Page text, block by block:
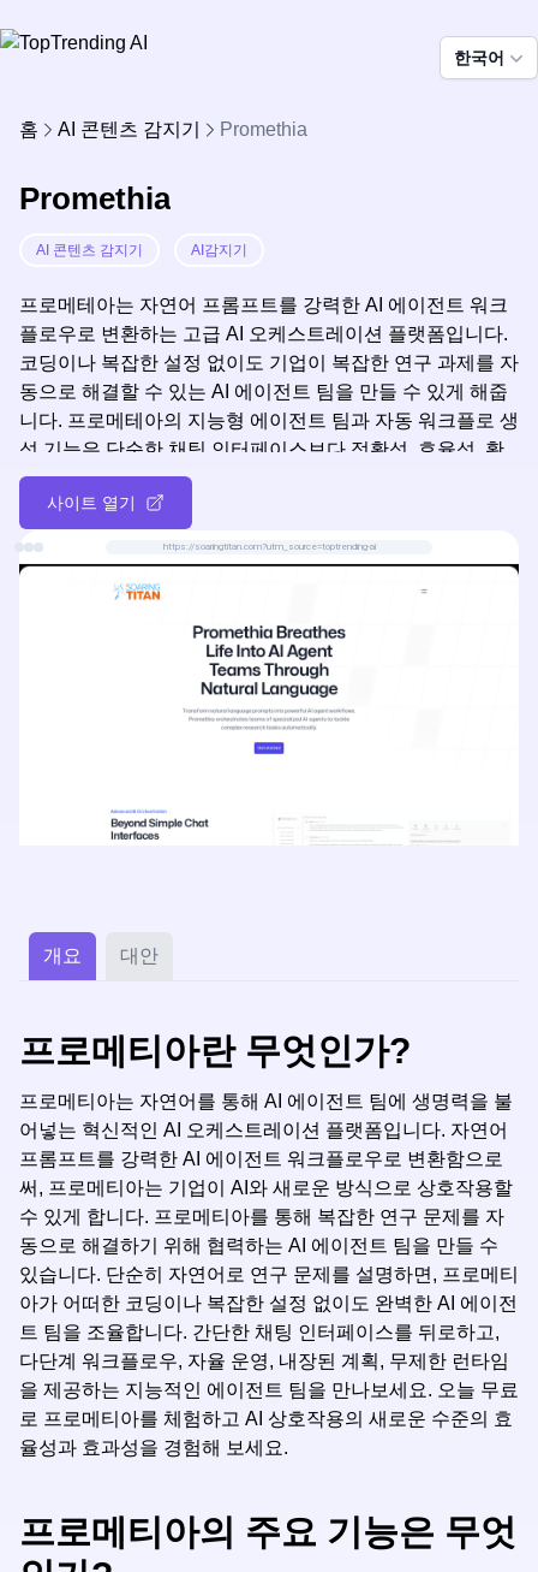
한국어
홈 AI 콘텐츠 감지기 Promethia
Promethia
AI 콘텐츠 감지기 AI감지기
프로메테아는 자연어 프롬프트를 강력한 AI 에이전트 워크
플로우로 변환하는 고급 AI 오케스트레이션 플랫폼입니다.
코딩이나 복잡한 설정 없이도 기업이 복잡한 연구 과제를 자
동으로 해결할 수 있는 AI 에이전트 팀을 만들 수 있게 해줍
니다. 프로메테아의 지능형 에이전트 팀과 자동 워크플로 생
성 기능은 단순한 채팅 인터페이스보다 정확성, 효율성, 확
장성이 뛰어난 AI 기반 연구 및 문제 해결 솔루션을 제공합
니다.사이트 열기
https://soaringtitan.com?utm_source=toptrending-ai
개요 대안
프로메티아란 무엇인가?
프로메티아는 자연어를 통해 AI 에이전트 팀에 생명력을 불
어넣는 혁신적인 AI 오케스트레이션 플랫폼입니다. 자연어
프롬프트를 강력한 AI 에이전트 워크플로우로 변환함으로
써, 프로메티아는 기업이 AI와 새로운 방식으로 상호작용할
수 있게 합니다. 프로메티아를 통해 복잡한 연구 문제를 자
동으로 해결하기 위해 협력하는 AI 에이전트 팀을 만들 수
있습니다. 단순히 자연어로 연구 문제를 설명하면, 프로메티
아가 어떠한 코딩이나 복잡한 설정 없이도 완벽한 AI 에이전
트 팀을 조율합니다. 간단한 채팅 인터페이스를 뒤로하고,
다단계 워크플로우, 자율 운영, 내장된 계획, 무제한 런타임
을 제공하는 지능적인 에이전트 팀을 만나보세요. 오늘 무료
로 프로메티아를 체험하고 AI 상호작용의 새로운 수준의 효
율성과 효과성을 경험해 보세요.
프로메티아의 주요 기능은 무엇